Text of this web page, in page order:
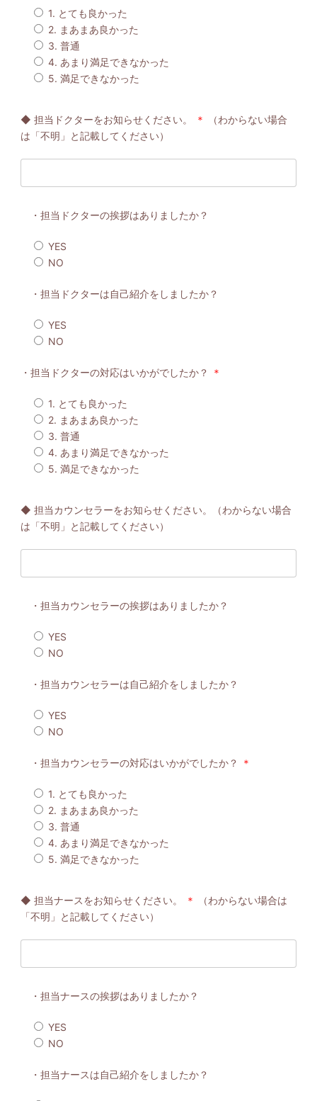
1. とても良かった
2. まあまあ良かった
3. 普通
4. あまり満足できなかった
5. 満足できなかった
◆ 担当ドクターをお知らせください。 ＊
（わからない場合
は「不明」と記載してください）
・担当ドクターの挨拶はありましたか？
YES
NO
・担当ドクターは自己紹介をしましたか？
YES
NO
・担当ドクターの対応はいかがでしたか？ ＊
1. とても良かった
2. まあまあ良かった
3. 普通
4. あまり満足できなかった
5. 満足できなかった
◆ 担当カウンセラーをお知らせください。（わからない場合
は「不明」と記載してください）
・担当カウンセラーの挨拶はありましたか？
YES
NO
・担当カウンセラーは自己紹介をしましたか？
YES
NO
・担当カウンセラーの対応はいかがでしたか？ ＊
1. とても良かった
2. まあまあ良かった
3. 普通
4. あまり満足できなかった
5. 満足できなかった
◆ 担当ナースをお知らせください。 ＊
（わからない場合は
「不明」と記載してください）
・担当ナースの挨拶はありましたか？
YES
NO
・担当ナースは自己紹介をしましたか？